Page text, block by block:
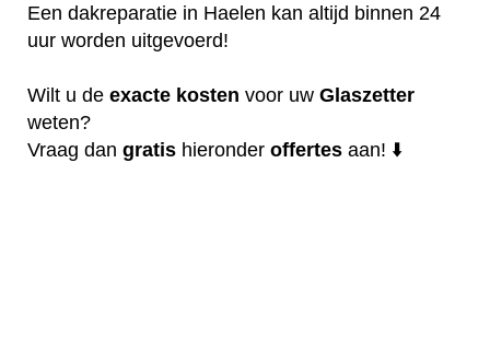
Een dakreparatie in Haelen kan altijd binnen 24
uur worden uitgevoerd!
Wilt u de exacte kosten voor uw Glaszetter
weten?
Vraag dan gratis hieronder offertes aan! ⬇️